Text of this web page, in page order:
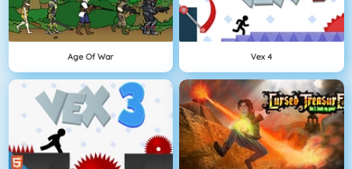
Age Of War Vex 4